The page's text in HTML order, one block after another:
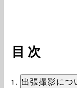
目次
出張撮影につ